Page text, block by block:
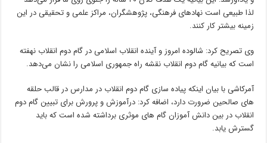
لذا طبیعی است نهادهای فرهنگی، پژوهشگران، مراکز علمی و تحقیقی در این
زمینه بیشتر کار کنند.
وی تصریح کرد: شالوده امروز و آینده انقلاب اسلامی در گام دوم انقلاب نهفته
است که بیانیه گام دوم انقلاب نقشه راه جمهوری اسلامی را نشان می‌دهد.
آمرکاشی با بیان اینکه پیاده‌ سازی گام دوم انقلاب در مدارس در قالب حلقه
های صالحین ضرورت دارد، اضافه کرد: درآموزش و پرورش برای تبیین گام دوم
انقلاب در بین دانش آموزان گام های موثری برداشته شده است که باید
گسترش یابد.